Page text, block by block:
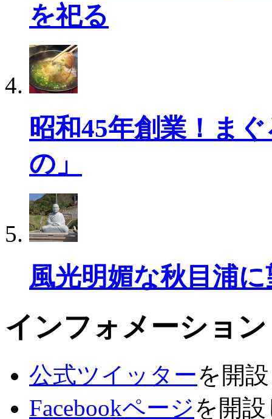
を祀る
昭和45年創業！ま
の」
風光明媚な秋目浦
インフォメーション
公式ツイッターを開
Facebookページを開